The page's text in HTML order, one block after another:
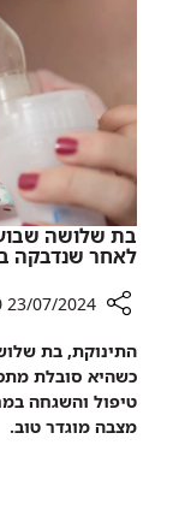
-
זמני
בת שלושה
לאחר שנדבקה
שיתוף
בת
שלושה
שבועות
23/07/2024 15:00
התינוקת, בת
כשהיא סובלת
טיפול והשגחה
מצבה מוגדר טוב.